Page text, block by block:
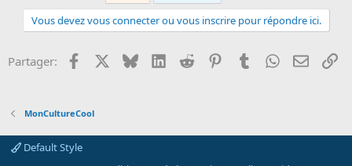
On dira qu'au XVème siècle les chirurgiens se fournissaient ainsi
pour apprendre leur art mais faut pas confondre avec un fou
En 2002, le taré avait déjà exposé aux abattoirs d'Anderlecht : tout
http://www.emarketing.fr/V2/Archives.nsf/0/EA30764A3709D8C4C12
Je crois qu'il faut arrêter de faire passer la perversité de certains
Vous devez vous connecter ou vous inscrire pour répondre ici.
Partager: Facebook BlueskyLinkedInReddit PinterestTumblrWhatsApp
Email
MonCultureCool
Default Style